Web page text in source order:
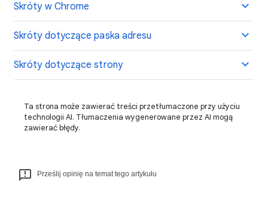
Skróty w Chrome
Skróty dotyczące paska adresu
Skróty dotyczące strony
Ta strona może zawierać treści przetłumaczone przy użyciu
technologii AI. Tłumaczenia wygenerowane przez AI mogą
zawierać błędy.
Prześlij opinię na temat tego artykułu